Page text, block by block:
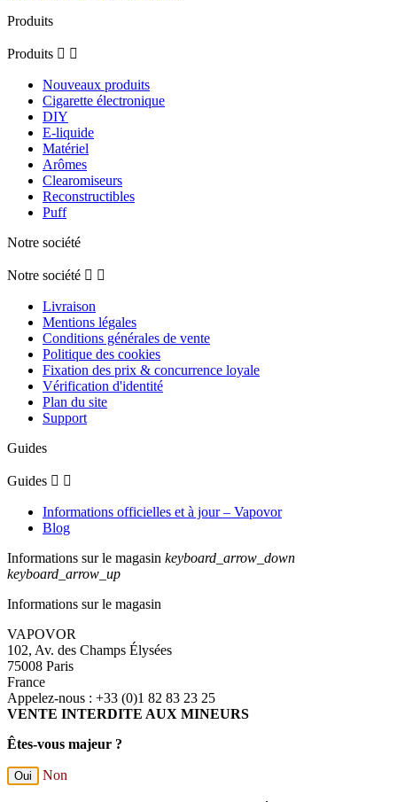
Produits
Produits  
Nouveaux produits
Cigarette électronique
DIY
E-liquide
Matériel
Arômes
Clearomiseurs
Reconstructibles
Puff
Notre société
Notre société  
Livraison
Mentions légales
Conditions générales de vente
Politique des cookies
Fixation des prix & concurrence loyale
Vérification d'identité
Plan du site
Support
Guides
Guides  
Informations officielles et à jour – Vapovor
Blog
Informations sur le magasin keyboard_arrow_down
keyboard_arrow_up
Informations sur le magasin
VAPOVOR
102, Av. des Champs Élysées
75008 Paris
France
Appelez-nous : +33 (0)1 82 83 23 25
VENTE INTERDITE AUX MINEURS
Êtes-vous majeur ?
Oui Non